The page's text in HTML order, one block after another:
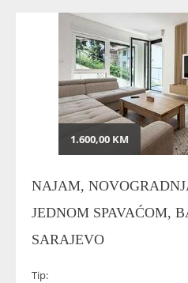
1.600,00 KM
NAJAM,
JEDNOM SPAVAĆOM,
SARAJEVO
Tip: